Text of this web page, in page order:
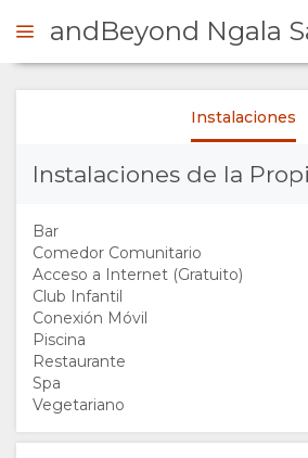
QUIÉNES
SOMOS
INSTALACIONES
DOCUMENTOS
andBeyond Ngala
Instalaciones
Instalaciones de la
Bar
Comedor Comunitario
Acceso a Internet (Gratuito)
Club Infantil
Conexión Móvil
Piscina
Restaurante
Spa
Vegetariano